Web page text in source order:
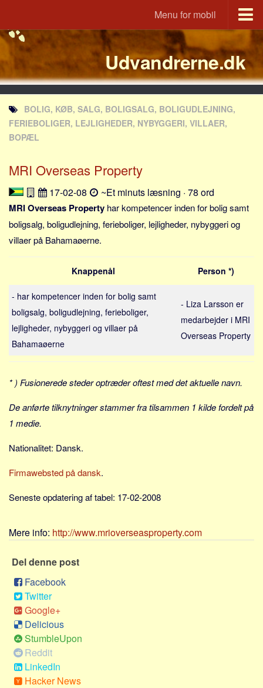
Menu for mobil
Portal
Udvandrerne.dk
Utvandrerne.no
Utvandrarna.se
Tyskland.dk
England.dk
JLKM.dk
Lande
Tyrkiet
Spanien
Norge
Italien
Grækenland
USA
Alle
Bolig
Investering
Pension og opsparing
Social sikring og sundhed
Alle
Aspekter
Køb og salg
Økonomi
Jura og regler
Skatter og afgifter
Statistik
Udvandrerne.dk
BOLIG, KØB, SALG, BOLIGSALG, BOLIGUDLEJNING,
FERIEBOLIGER, LEJLIGHEDER, NYBYGGERI, VILLAER,
BOPÆL
MRI Overseas Property
17-02-08 ~Et minuts læsning · 78 ord
MRI Overseas Property har kompetencer inden for bolig samt
boligsalg, boligudlejning, ferieboliger, lejligheder, nybyggeri og
villaer på Bahamaøerne.
Knappenål Person *)
- har kompetencer inden for bolig samt
boligsalg, boligudlejning, ferieboliger,
lejligheder, nybyggeri og villaer på
Bahamaøerne
- Liza Larsson er
medarbejder i MRI
Overseas Property
* ) Fusionerede steder optræder oftest med det aktuelle navn.
De anførte tilknytninger stammer fra tilsammen 1 kilde fordelt på
1 medie.
Nationalitet: Dansk.
Firmawebsted på dansk.
Seneste opdatering af tabel: 17-02-2008
Mere info: http://www.mrioverseasproperty.com
Del denne post
Facebook
Twitter
Google+
Delicious
StumbleUpon
Reddit
LinkedIn
Hacker News